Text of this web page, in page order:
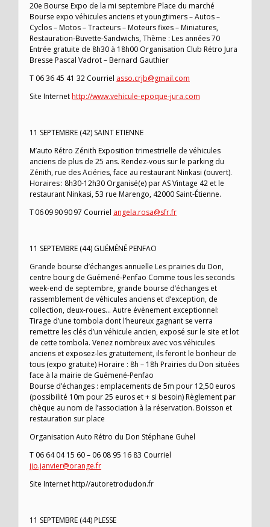
20e Bourse Expo de la mi septembre Place du marché
Bourse expo véhicules anciens et youngtimers – Autos –
Cyclos – Motos – Tracteurs – Moteurs fixes – Miniatures,
Restauration-Buvette-Sandwichs, Thème : Les années 70
Entrée gratuite de 8h30 à 18h00 Organisation Club Rétro Jura
Bresse Pascal Vadrot – Bernard Gauthier
T 06 36 45 41 32 Courriel asso.crjb@gmail.com
Site Internethttp://www.vehicule-epoque-jura.com
11 SEPTEMBRE (42) SAINT ETIENNE
M’auto Rétro Zénith Exposition trimestrielle de véhicules
anciens de plus de 25 ans. Rendez-vous sur le parking du
Zénith, rue des Aciéries, face au restaurant Ninkasi (ouvert).
Horaires : 8h30-12h30 Organisé(e) par AS Vintage 42 et le
restaurant Ninkasi, 53 rue Marengo, 42000 Saint-Étienne.
T 06 09 90 90 97 Courriel angela.rosa@sfr.fr
11 SEPTEMBRE (44) GUÉMÉNÉ PENFAO
Grande bourse d’échanges annuelle Les prairies du Don,
centre bourg de Guémené-Penfao Comme tous les seconds
week-end de septembre, grande bourse d’échanges et
rassemblement de véhicules anciens et d’exception, de
collection, deux-roues… Autre évènement exceptionnel:
Tirage d’une tombola dont l’heureux gagnant se verra
remettre les clés d’un véhicule ancien, exposé sur le site et lot
de cette tombola. Venez nombreux avec vos véhicules
anciens et exposez-les gratuitement, ils feront le bonheur de
tous (expo gratuite) Horaire : 8h – 18h Prairies du Don situées
face à la mairie de Guémené-Penfao
Bourse d’échanges : emplacements de 5m pour 12,50 euros
(possibilité 10m pour 25 euros et + si besoin) Règlement par
chèque au nom de l’association à la réservation. Boisson et
restauration sur place
Organisation Auto Rétro du Don Stéphane Guhel
T 06 64 04 15 60 – 06 08 95 16 83 Courriel
jjo.janvier@orange.fr
Site Internet http//autoretrodudon.fr
11 SEPTEMBRE (44) PLESSE